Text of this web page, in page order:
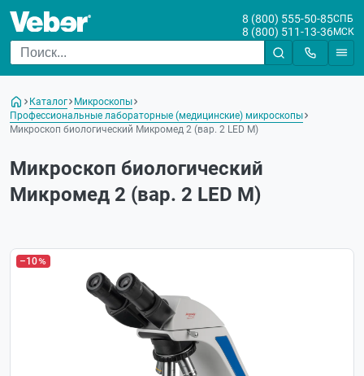
8 (800) 555-50-85СПБ
8 (800) 511-13-36МСК
Каталог
Микроскопы
Профессиональные лабораторные (медицинские) микроскопы
Микроскоп биологический Микромед 2 (вар. 2 LED М)
Микроскоп биологический
Микромед 2 (вар. 2 LED М)
–10